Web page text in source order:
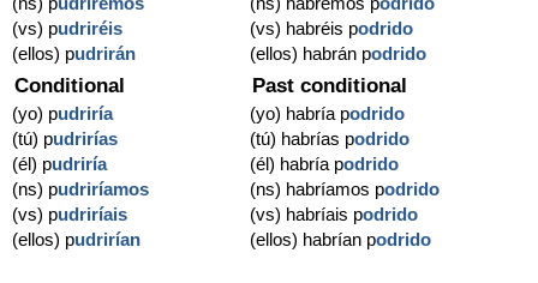
(vs) pudriréis
(ellos) pudrirán
(vs) habréis podrido
(ellos) habrán podrido
Conditional
(yo) pudriría
(tú) pudrirías
(él) pudriría
(ns) pudriríamos
(vs) pudriríais
(ellos) pudrirían
Past conditional
(yo) habría podrido
(tú) habrías podrido
(él) habría podrido
(ns) habríamos podrido
(vs) habríais podrido
(ellos) habrían podrido